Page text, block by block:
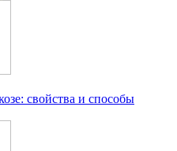
свойства и способы